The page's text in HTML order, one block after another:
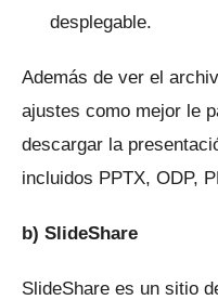
desplegable.
Además de ver el
ajustes como mejor le
descargar la
incluidos PPTX, ODP,
b) SlideShare
SlideShare es un sitio